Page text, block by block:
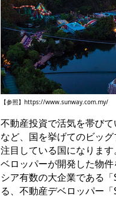
【参照】 https://www.sunway.com.my/
不動産投資で活気を帯び
など、国を挙げてのビッ
注目している国になりま
ベロッパーが開発した物
シア有数の大企業である
る、不動産デベロッパー